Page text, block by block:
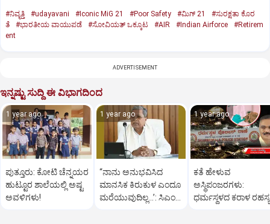
#ನಿವೃತ್ತಿ #udayavani #Iconic MiG 21 #Poor Safety #ಮಿಗ್‌ 21
#ಸುರಕ್ಷತಾ ಕೊರ
ತೆ
#ಭಾರತೀಯ ವಾಯುಪಡೆ #ಸೋವಿಯತ್‌ ಒಕ್ಕೂಟ #AIR #Indian Airforce
#Retirem
ent
ADVERTISEMENT
ಇನ್ನಷ್ಟು ಸುದ್ದಿ ಈ ವಿಭಾಗದಿಂದ
1 year ago
ಪುತ್ತೂರು: ಕೋಟಿ ಚೆನ್ನಯರ
ಹುಟ್ಟೂರ ಶಾಲೆಯಲ್ಲಿ ಅಷ್ಟ
ಅವಳಿಗಳು!
1 year ago
“ನಾನು ಅನುಭವಿಸಿದ
ಮಾನಸಿಕ ಕಿರುಕುಳ ಎಂದೂ
ಮರೆಯುವುದಿಲ್ಲ…’: ಸಿಎಂ
1 year ago
ಕತೆ ಹೇಳುವ
ಅಸ್ಥಿಪಂಜರಗಳು:
ಧರ್ಮಸ್ಥಳದ‌ ಕರಾಳ ರಹಸ್ಯ